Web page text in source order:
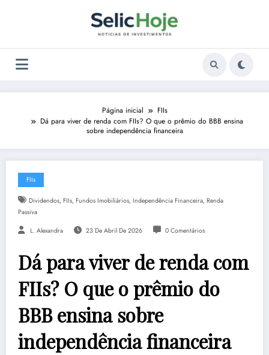
Página inicial
FIIs
Dá para viver de renda com FIIs? O que o prêmio do BBB ensina
sobre independência financeira
FIIs
Dividendos, FIIs, Fundos Imobiliários, Independência Financeira, Renda
Passiva
L. Alexandra 23 De Abril De 2026 0 Comentários
Dá para viver de renda com
FIIs? O que o prêmio do
BBB ensina sobre
independência financeira